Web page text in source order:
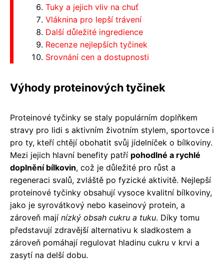
Tuky a jejich vliv na chuť
Vláknina pro lepší trávení
Další důležité ingredience
Recenze nejlepších tyčinek
Srovnání cen a dostupnosti
Výhody proteinových tyčinek
Proteinové tyčinky se staly populárním doplňkem
stravy pro lidi s aktivním životním stylem, sportovce i
pro ty, kteří chtějí obohatit svůj jídelníček o bílkoviny.
Mezi jejich hlavní benefity patří pohodlné a rychlé
doplnění bílkovin, což je důležité pro růst a
regeneraci svalů, zvláště po fyzické aktivitě. Nejlepší
proteinové tyčinky obsahují vysoce kvalitní bílkoviny,
jako je syrovátkový nebo kaseinový protein, a
zároveň mají nízký obsah cukru a tuku. Díky tomu
představují zdravější alternativu k sladkostem a
zároveň pomáhají regulovat hladinu cukru v krvi a
zasytí na delší dobu.